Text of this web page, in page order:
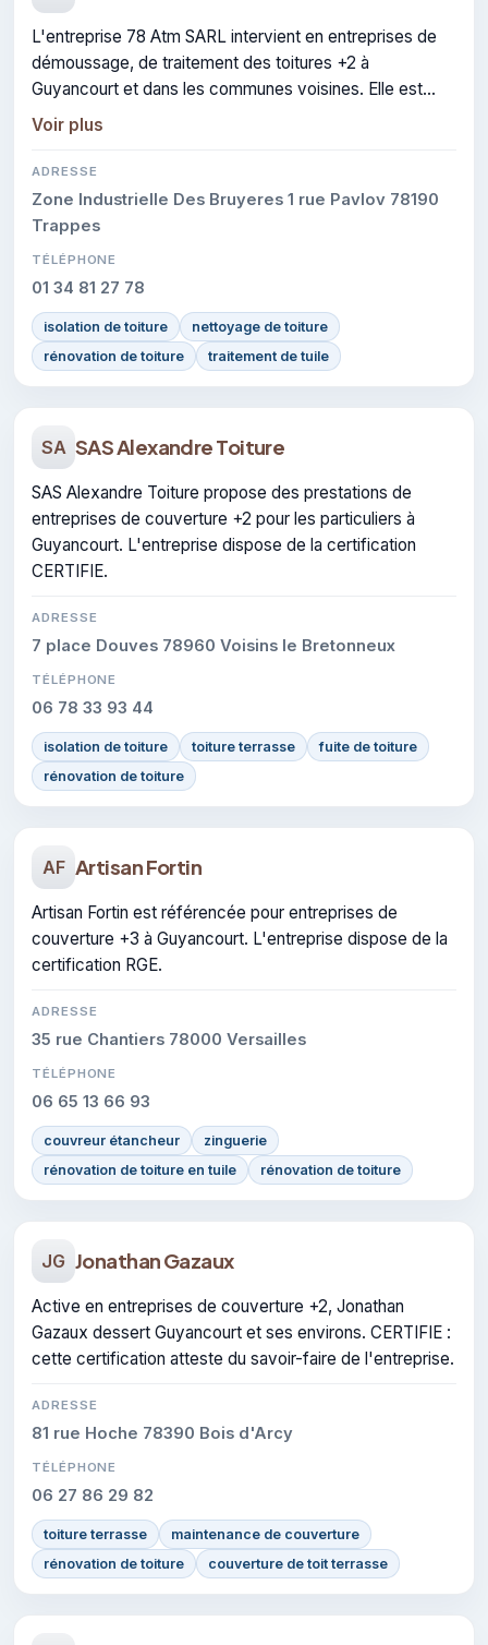
L'entreprise 78 Atm SARL intervient en entreprises de
démoussage, de traitement des toitures +2 à
Guyancourt et dans les communes voisines. Elle est
certifiée CERTIFIE, gage de conformité sur les
interventions réalisées.
Voir plus
ADRESSE
Zone Industrielle Des Bruyeres 1 rue Pavlov 78190
Trappes
TÉLÉPHONE
01 34 81 27 78
isolation de toiture
nettoyage de toiture
rénovation de toiture
traitement de tuile
SA SAS Alexandre Toiture
SAS Alexandre Toiture propose des prestations de
entreprises de couverture +2 pour les particuliers à
Guyancourt. L'entreprise dispose de la certification
CERTIFIE.
ADRESSE
7 place Douves 78960 Voisins le Bretonneux
TÉLÉPHONE
06 78 33 93 44
isolation de toiture toiture terrasse
fuite de toiture
rénovation de toiture
AF Artisan Fortin
Artisan Fortin est référencée pour entreprises de
couverture +3 à Guyancourt. L'entreprise dispose de la
certification RGE.
ADRESSE
35 rue Chantiers 78000 Versailles
TÉLÉPHONE
06 65 13 66 93
couvreur étancheur
zinguerie
rénovation de toiture en tuile
rénovation de toiture
JG Jonathan Gazaux
Active en entreprises de couverture +2, Jonathan
Gazaux dessert Guyancourt et ses environs. CERTIFIE :
cette certification atteste du savoir-faire de l'entreprise.
ADRESSE
81 rue Hoche 78390 Bois d'Arcy
TÉLÉPHONE
06 27 86 29 82
toiture terrasse
maintenance de couverture
rénovation de toiture
couverture de toit terrasse